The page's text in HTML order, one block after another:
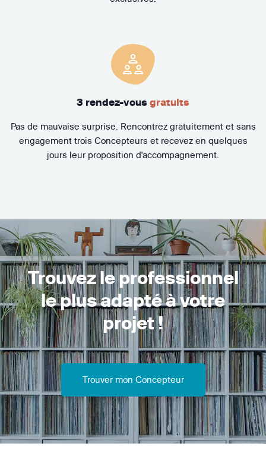
3 rendez-vous gratuits
Pas de mauvaise surprise. Rencontrez gratuitement et sans
engagement trois Concepteurs et recevez en quelques
jours leur proposition d'accompagnement.
Trouvez le professionnel
le plus adapté à votre
projet !
Trouver mon Concepteur